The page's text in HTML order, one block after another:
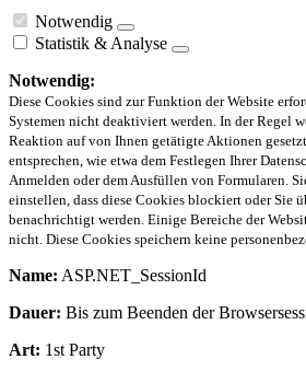
Notwendig
Statistik & Analyse
Notwendig:
Diese Cookies sind zur Funktion der Website
Systemen nicht deaktiviert werden. In der Regel
Reaktion auf von Ihnen getätigte Aktionen
entsprechen, wie etwa dem Festlegen Ihrer
Anmelden oder dem Ausfüllen von Formularen.
einstellen, dass diese Cookies blockiert oder Sie
benachrichtigt werden. Einige Bereiche der
nicht. Diese Cookies speichern keine
Name: ASP.NET_SessionId
Dauer: Bis zum Beenden der
Art: 1st Party